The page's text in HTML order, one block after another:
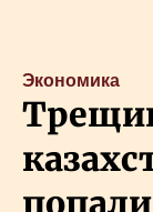
Экономика